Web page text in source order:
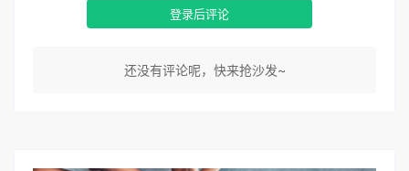
登录后评论
还没有评论呢，快来抢沙发~